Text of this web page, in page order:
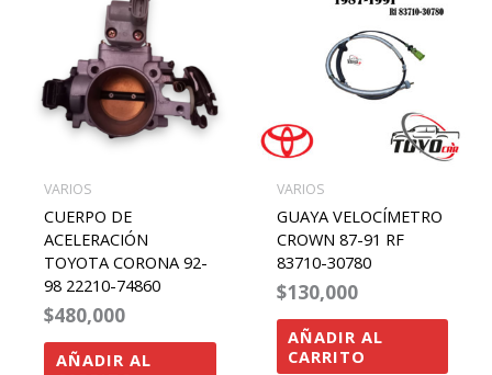
VARIOS
CUERPO DE
ACELERACIÓN
TOYOTA CORONA 92-
98 22210-74860
$480,000
AÑADIR AL
VARIOS
GUAYA VELOCÍMETRO
CROWN 87-91 RF
83710-30780
$130,000
AÑADIR AL
CARRITO